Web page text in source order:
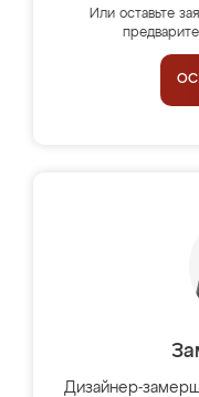
Или оставьте
Дизайнер-